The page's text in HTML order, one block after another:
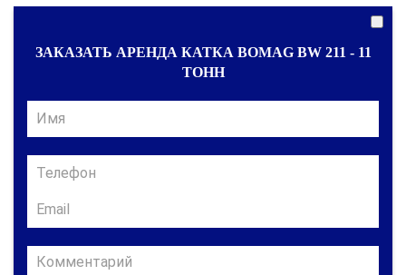
ЗАКАЗАТЬ АРЕНДА КАТКА BOMAG BW 211 - 11
ТОНН